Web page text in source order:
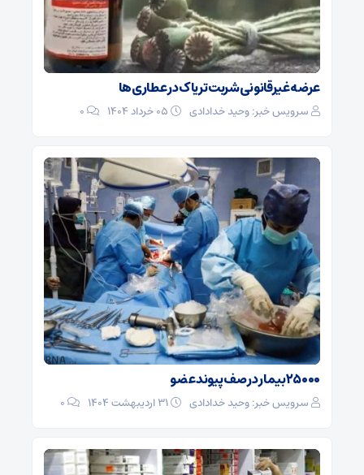
عرضه غیرقانونی شربت تریاک در عطاری‌ها
سرویس خبر: وحید خدادادی 0
۲۵۰۰۰بیمار در صف پیوند عضو
سرویس خبر: وحید خدادادی 0